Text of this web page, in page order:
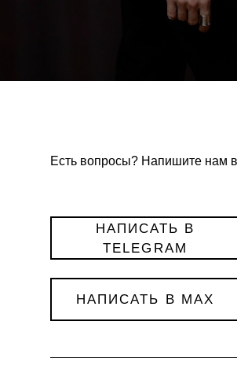
Есть вопросы? Напишите нам
НАПИСАТЬ В MAX
НАПИСАТЬ В
TELEGRAM